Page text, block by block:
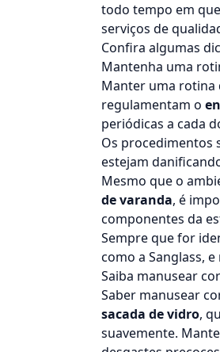
todo tempo em
serviços de
Confira algumas
Mantenha uma
Manter uma rotina
regulamentam o
periódicas a cada
Os procedimentos
estejam
Mesmo que o
de varanda, é
componentes da
Sempre que for
como a Sanglass,
Saiba manusear
Saber manusear
sacada de vidro,
suavemente.